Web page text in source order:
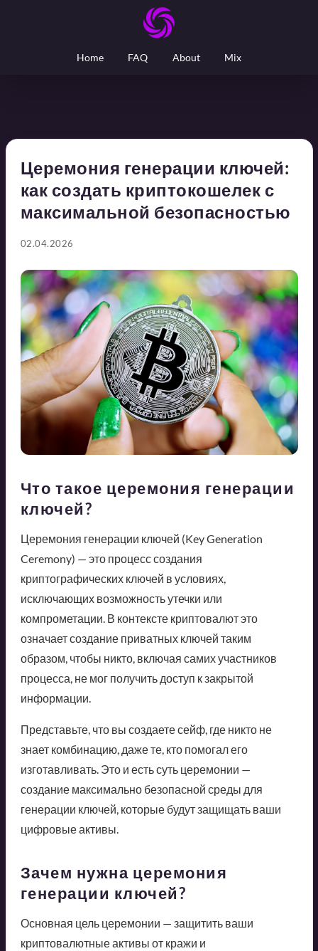
Home FAQ About Mix
Церемония генерации ключей:
как создать криптокошелек с
максимальной безопасностью
02.04.2026
Что такое церемония генерации
ключей?
Церемония генерации ключей (Key Generation
Ceremony) — это процесс создания
криптографических ключей в условиях,
исключающих возможность утечки или
компрометации. В контексте криптовалют это
означает создание приватных ключей таким
образом, чтобы никто, включая самих участников
процесса, не мог получить доступ к закрытой
информации.
Представьте, что вы создаете сейф, где никто не
знает комбинацию, даже те, кто помогал его
изготавливать. Это и есть суть церемонии —
создание максимально безопасной среды для
генерации ключей, которые будут защищать ваши
цифровые активы.
Зачем нужна церемония
генерации ключей?
Основная цель церемонии — защитить ваши
криптовалютные активы от кражи и